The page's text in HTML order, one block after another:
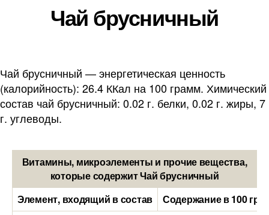
Чай брусничный
Чай брусничный — энергетическая ценность
(калорийность): 26.4 ККал на 100 грамм. Химический
состав чай брусничный: 0.02 г. белки, 0.02 г. жиры, 7
г. углеводы.
Витамины, микроэлементы и прочие вещества,
которые содержит Чай брусничный
Элемент, входящий в состав
Содержание в 100